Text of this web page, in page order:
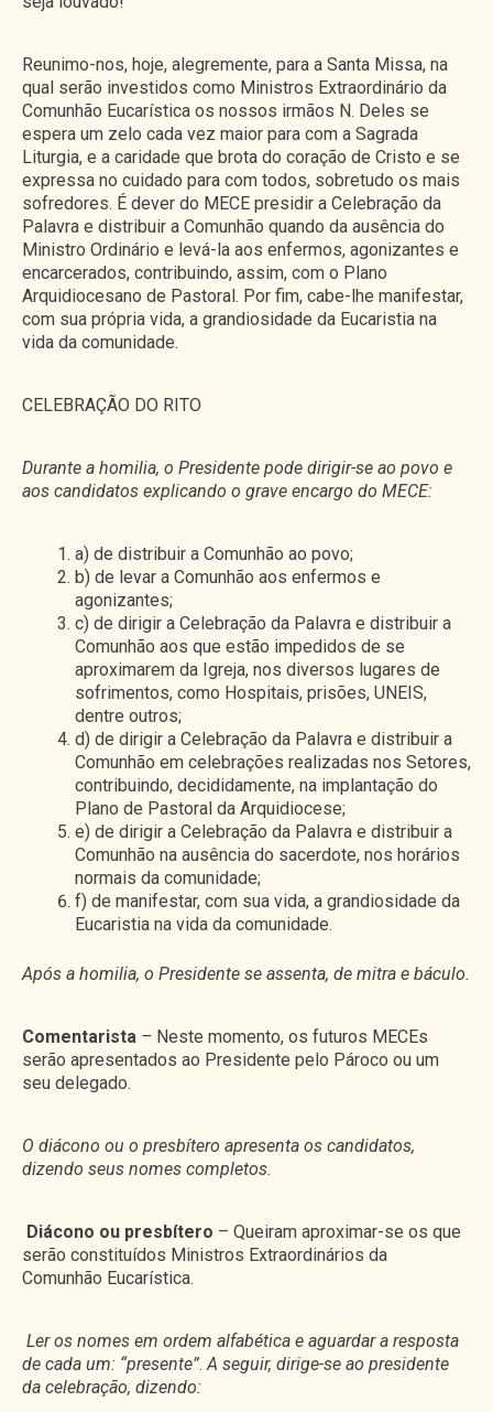
Reunimo-nos, hoje, alegremente, para a Santa Missa, na
qual serão investidos como Ministros Extraordinário da
Comunhão Eucarística os nossos irmãos N. Deles se
espera um zelo cada vez maior para com a Sagrada
Liturgia, e a caridade que brota do coração de Cristo e se
expressa no cuidado para com todos, sobretudo os mais
sofredores. É dever do MECE presidir a Celebração da
Palavra e distribuir a Comunhão quando da ausência do
Ministro Ordinário e levá-la aos enfermos, agonizantes e
encarcerados, contribuindo, assim, com o Plano
Arquidiocesano de Pastoral. Por fim, cabe-lhe manifestar,
com sua própria vida, a grandiosidade da Eucaristia na
vida da comunidade.
CELEBRAÇÃO DO RITO
Durante a homilia, o Presidente pode dirigir-se ao povo e
aos candidatos explicando o grave encargo do MECE:
a) de distribuir a Comunhão ao povo;
b) de levar a Comunhão aos enfermos e
agonizantes;
c) de dirigir a Celebração da Palavra e distribuir a
Comunhão aos que estão impedidos de se
aproximarem da Igreja, nos diversos lugares de
sofrimentos, como Hospitais, prisões, UNEIS,
dentre outros;
d) de dirigir a Celebração da Palavra e distribuir a
Comunhão em celebrações realizadas nos Setores,
contribuindo, decididamente, na implantação do
Plano de Pastoral da Arquidiocese;
e) de dirigir a Celebração da Palavra e distribuir a
Comunhão na ausência do sacerdote, nos horários
normais da comunidade;
f) de manifestar, com sua vida, a grandiosidade da
Eucaristia na vida da comunidade.
Após a homilia, o Presidente se assenta, de mitra e báculo.
Comentarista – Neste momento, os futuros MECEs
serão apresentados ao Presidente pelo Pároco ou um
seu delegado.
O diácono ou o presbítero apresenta os candidatos,
dizendo seus nomes completos.
Diácono ou presbítero – Queiram aproximar-se os que
serão constituídos Ministros Extraordinários da
Comunhão Eucarística.
Ler os nomes em ordem alfabética e aguardar a resposta
de cada um: “presente”.A seguir, dirige-se ao presidente
da celebração, dizendo: